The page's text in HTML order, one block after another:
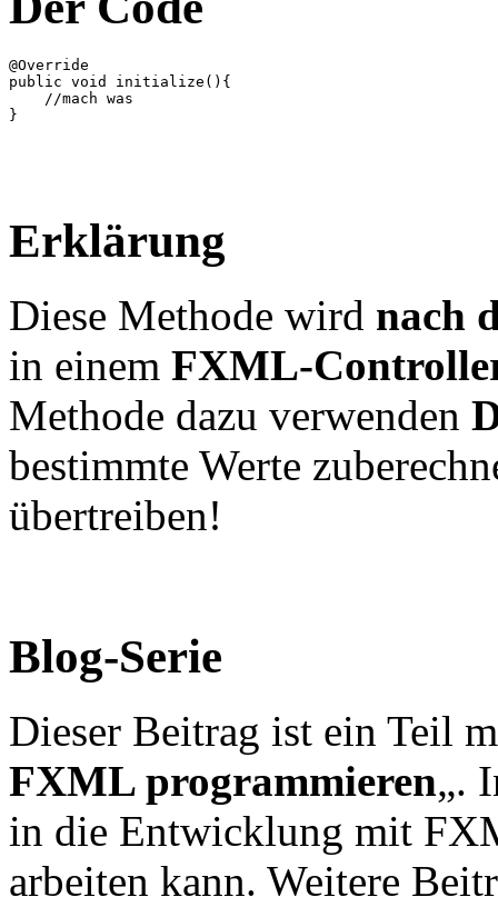
@Override
public void initialize(){
    //mach was
Erklärung
Diese Methode wird nach
in einem FXML-
Methode dazu verwenden
bestimmte Werte
übertreiben!
Blog-Serie
Dieser Beitrag ist ein Teil
FXML programmieren„.
in die Entwicklung mit
arbeiten kann. Weitere